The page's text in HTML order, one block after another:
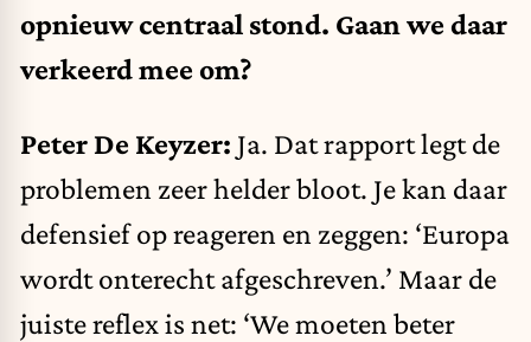
opnieuw centraal stond. Gaan we daar
verkeerd mee om?
Peter De Keyzer: Ja. Dat rapport legt de
problemen zeer helder bloot. Je kan daar
defensief op reageren en zeggen: ‘Europa
wordt onterecht afgeschreven.’ Maar de
juiste reflex is net: ‘We moeten beter